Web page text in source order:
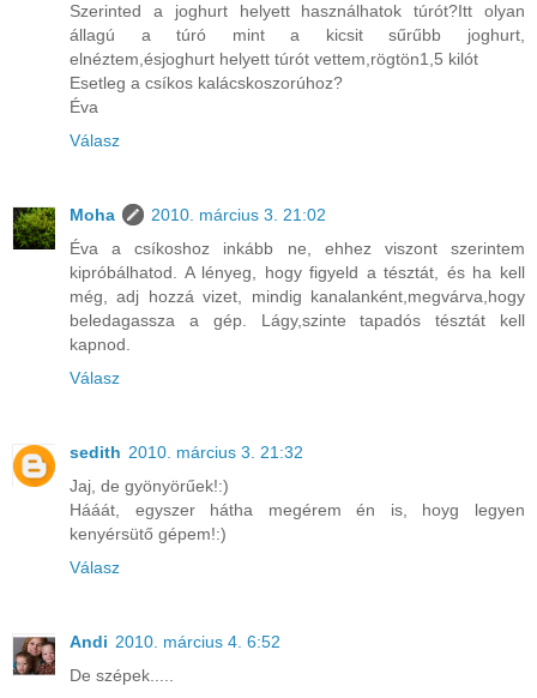
Szerinted a joghurt helyett használhatok túrót?Itt olyan
állagú a túró mint a kicsit sűrűbb joghurt,
elnéztem,ésjoghurt helyett túrót vettem,rögtön1,5 kilót
Esetleg a csíkos kalácskoszorúhoz?
Éva
Válasz
Moha
2010. március 3. 21:02
Éva a csíkoshoz inkább ne, ehhez viszont szerintem
kipróbálhatod. A lényeg, hogy figyeld a tésztát, és ha kell
még, adj hozzá vizet, mindig kanalanként,megvárva,hogy
beledagassza a gép. Lágy,szinte tapadós tésztát kell
kapnod.
Válasz
sedith 2010. március 3. 21:32
Jaj, de gyönyörűek!:)
Hááát, egyszer hátha megérem én is, hoyg legyen
kenyérsütő gépem!:)
Válasz
Andi 2010. március 4. 6:52
De szépek.....